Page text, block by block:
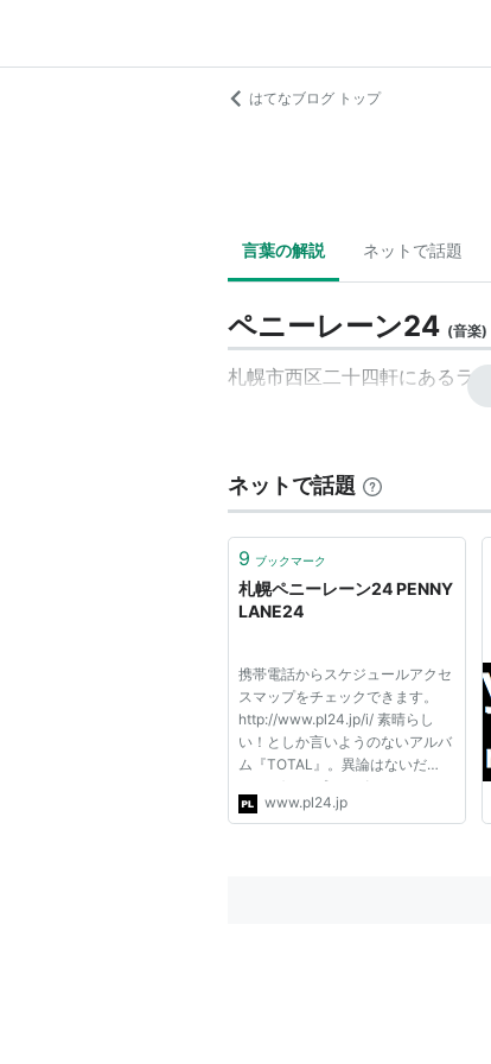
はてなブログ トップ
言葉の解説 ネットで話題
ペニーレーン24 (音楽)
札幌市西区二十四軒にあるラ
ネットで話題
9 ブックマーク
札幌ペニーレーン24 PENNY
LANE24
携帯電話からスケジュールアクセ
スマップをチェックできます。
http://www.pl24.jp/i/ 素晴らし
い！としか言いようのないアルバ
ム『TOTAL』。異論はないだ
ろ？ グループのスポークスマン
であるILL-BOSSTINO(Rap)と話
www.pl24.jp